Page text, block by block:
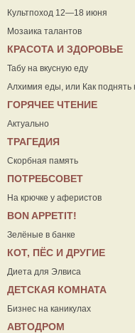
Культпоход 12—18 июня
Мозаика талантов
КРАСОТА И ЗДОРОВЬЕ
Табу на вкусную еду
Алхимия еды, или Как
ГОРЯЧЕЕ ЧТЕНИЕ
Актуально
ТРАГЕДИЯ
Скорбная память
ПОТРЕБСОВЕТ
На крючке у аферистов
ВON APPETIT!
Зелёные в банке
КОТ, ПЁС И ДРУГИЕ
Диета для Элвиса
ДЕТСКАЯ КОМНАТА
Бизнес на каникулах
АВТОДРОМ